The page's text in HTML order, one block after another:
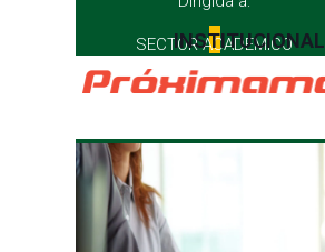
SECTOR ACADEMICO
INSTITUCIONAL